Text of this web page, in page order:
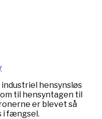
hensynsløs
til hensyntagen til
er blevet så
i fængsel.